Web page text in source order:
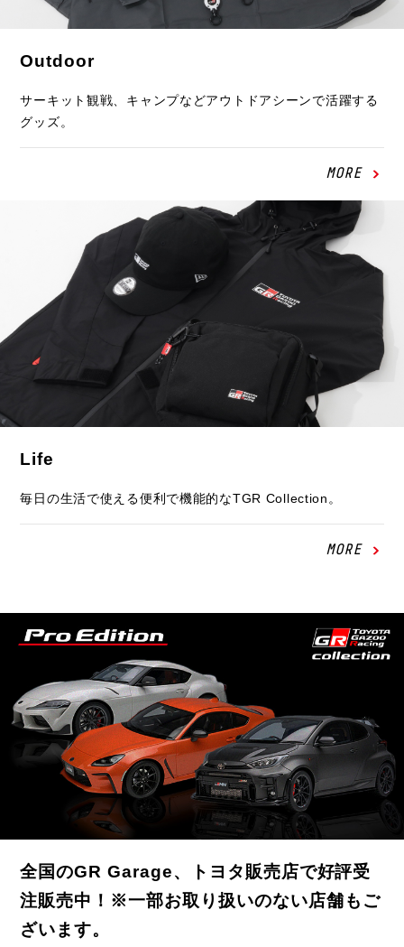
Outdoor
サーキット観戦、キャンプなどアウトドアシーンで活躍する
グッズ。
MORE
Life
毎日の生活で使える便利で機能的なTGR Collection。
MORE
全国のGR Garage、トヨタ販売店で好評受
注販売中！※一部お取り扱いのない店舗もご
ざいます。